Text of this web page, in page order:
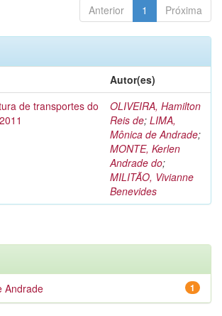
Anterior 1 Próxima
Autor(es)
de transportes do
OLIVEIRA, Hamilton
Reis de; LIMA,
Mônica de Andrade;
MONTE, Kerlen
Andrade do;
MILITÃO, Vivianne
Benevides
1
Andrade